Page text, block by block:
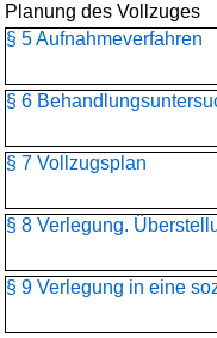
Planung des Vollzuges
§ 5 Aufnahmeverfahren
§ 6
§ 7 Vollzugsplan
§ 8 Verlegung.
§ 9 Verlegung in eine